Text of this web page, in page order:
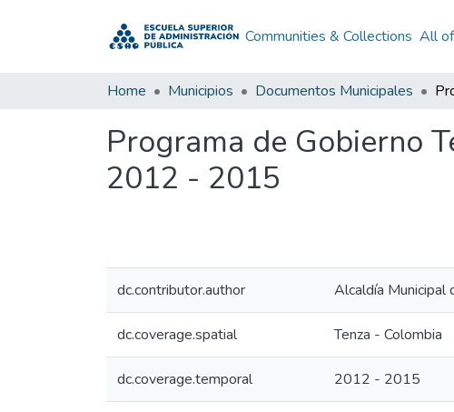
Communities & Collections All
Home Municipios Documentos Municipales
Programa de Gobierno
2012 - 2015
dc.contributor.author Alcaldía Municipal
dc.coverage.spatial Tenza - Colombia
dc.coverage.temporal 2012 - 2015